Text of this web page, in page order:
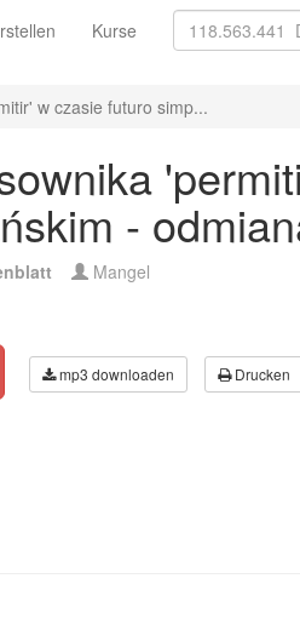
Kurse
w czasie futuro simp...
-
Mangel
mp3 downloaden Drucken